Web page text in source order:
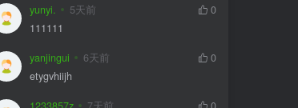
yunyi. 5天前
0
111111
yanjingui 6天前
0
etygvhiijh